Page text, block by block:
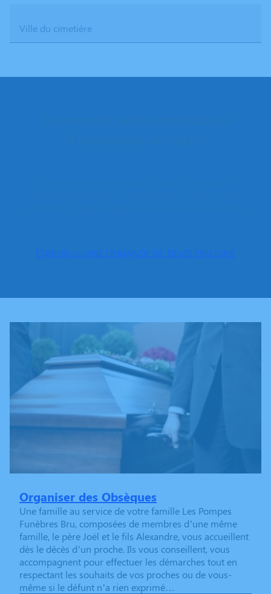
Ville du cimetière
ÉTABLIR cssUNE DEMANDE DE DEVIS EN LIGNE
Organiser des Obsèques
Une famille au service de votre famille Les Pompes
Funèbres Bru, composées de membres d’une même
famille, le père Joël et le fils Alexandre, vous accueillent
dès le décès d’un proche. Ils vous conseillent, vous
accompagnent pour effectuer les démarches tout en
respectant les souhaits de vos proches ou de vous-
même si le défunt n’a rien exprimé…